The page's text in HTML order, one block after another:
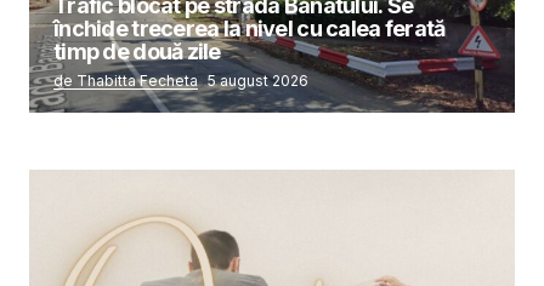
închide trecerea la nivel cu calea ferată
timp de două zile
de Thabitta Fecheta 5 august 2026